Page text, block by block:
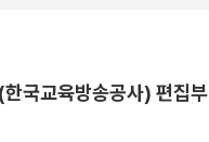
한국교육방송공사) 편집부